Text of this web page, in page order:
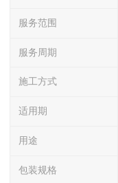
服务范围
服务周期
施工方式
适用期
用途
包装规格